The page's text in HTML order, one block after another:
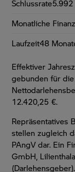
Schlussrate
Monatliche
Laufzeit48
Effektiver
gebunden für
12.420,25 €.
Repräsentatives
stellen zugleich
PAngV dar. Ein
GmbH,